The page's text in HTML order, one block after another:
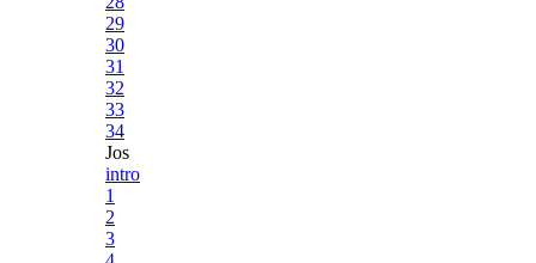
29
30
31
32
33
34
Jos
intro
1
2
3